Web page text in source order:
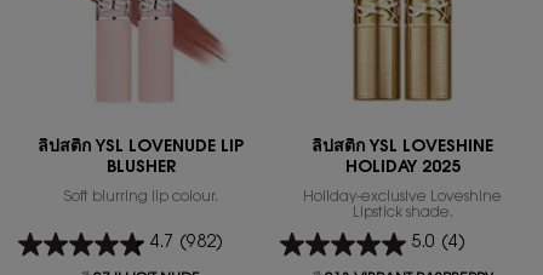
ลิปสติก YSL LOVENUDE LIP
BLUSHER
Soft blurring lip colour.
4.7 (982)
ลิปสติก YSL LOVESHINE
HOLIDAY 2025
Holiday-exclusive Loveshine
Lipstick shade.
5.0 (4)